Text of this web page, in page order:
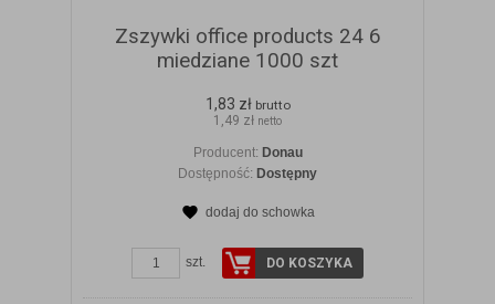
Zszywki office products 24 6
miedziane 1000 szt
1,83 zł brutto
1,49 zł netto
Producent: Donau
Dostępność: Dostępny
dodaj do schowka
szt. DO KOSZYKA